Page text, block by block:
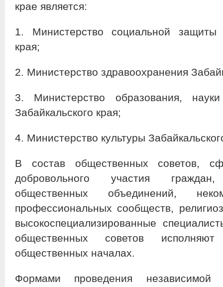
крае является:
1. Министерство социальной защиты
края;
2. Министерство здравоохранения
3. Министерство образования,
Забайкальского края;
4. Министерство культуры
В состав общественных советов,
добровольного участия
общественных объединений,
профессиональных сообществ,
высокоспециализированные
общественных советов
общественных началах.
Формами проведения независимой